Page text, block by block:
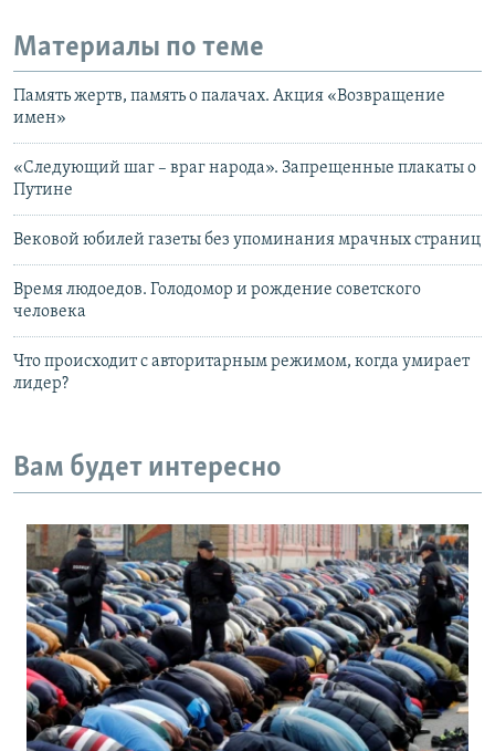
Материалы по теме
Память жертв, память о палачах. Акция «Возвращение
имен»
«Следующий шаг – враг народа». Запрещенные плакаты о
Путине
Вековой юбилей газеты без упоминания мрачных страниц
Время людоедов. Голодомор и рождение советского
человека
Что происходит с авторитарным режимом, когда умирает
лидер?
Вам будет интересно